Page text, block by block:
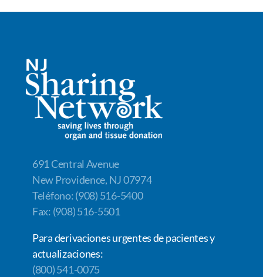
691 Central Avenue
New Providence, NJ 07974
Teléfono: (908) 516-5400
Fax: (908) 516-5501
Para derivaciones urgentes de pacientes y
actualizaciones:
(800) 541-0075